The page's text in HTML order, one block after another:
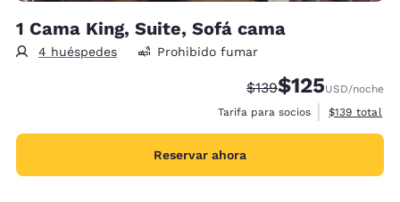
1 Cama King, Suite, Sofá cama
4 huéspedes Prohibido fumar
Precio tachado:
$139Precio con
$125USD/noche
Tarifa para socios
Ver detalles
$139 total
Reservar ahora